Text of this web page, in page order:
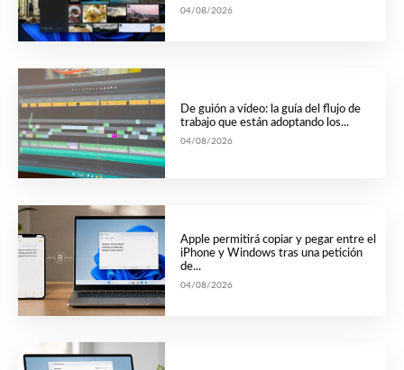
04/08/2026
De guión a vídeo: la guía del flujo de
trabajo que están adoptando los...
04/08/2026
Apple permitirá copiar y pegar entre el
iPhone y Windows tras una petición
de...
04/08/2026